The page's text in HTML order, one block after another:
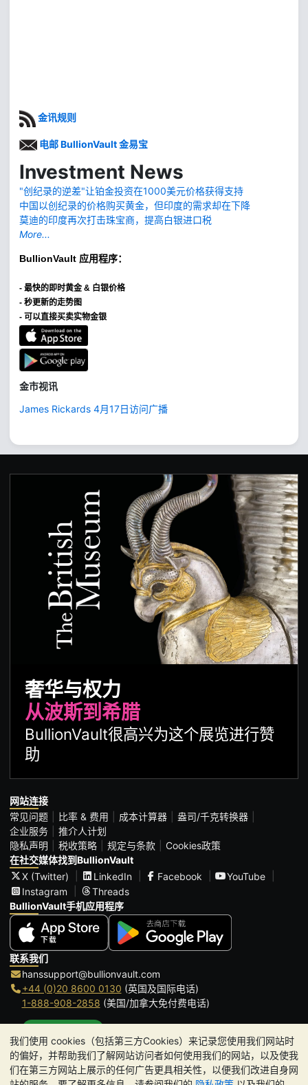
我们使用 cookies（包括第三方Cookies）来记录您使用我们网站时
的偏好，并帮助我们了解网站访问者如何使用我们的网站，以及使我
们在第三方网站上展示的任何广告更具相关性，以便我们改进自身网
金讯规则
电邮 BullionVault 金易宝
Investment News
"创纪录的逆差"让铂金投资在1000美元价格获得支持
中国以创纪录的价格购买黄金，但印度的需求却在下降
莫迪的印度再次打击珠宝商，提高白银进口税
More...
BullionVault 应用程序：
- 最快的即时黄金 & 白银价格
- 秒更新的走势图
- 可以直接买卖实物金银
金市视讯
James Rickards 4月17日访问广播
奢华与权力
从波斯到希腊
BullionVault很高兴为这个展览进行赞
助
网站连接
常见问题
比率 & 费用 成本计算器
盎司/千克转换器
企业服务
推介人计划
隐私声明
税收策略 规定与条款
Cookies政策
在社交媒体找到BullionVault
X (Twitter)
LinkedIn Facebook
YouTube
Instagram
Threads
BullionVault手机应用程序
联系我们
hanssupport@bullionvault.com
+44 (0)20 8600 0130 (英国及国际电话)
1-888-908-2858 (美国/加拿大免付费电话)
办公时间:
9am to 8:30pm (英国时间), 周一至周五
Galmarley Ltd T/A BullionVault